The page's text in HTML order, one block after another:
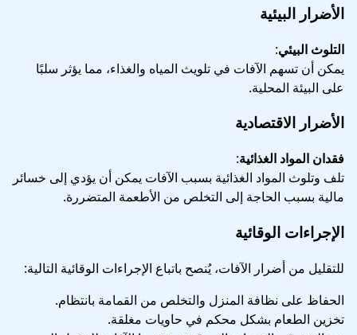
الأضرار البيئية
التلوث البيئي:
يمكن أن تسهم الآفات في تلويث المياه والغذاء، مما يؤثر سلبًا
على البيئة المحلية.
الأضرار الاقتصادية
فقدان المواد الغذائية:
تلف وتلوث المواد الغذائية بسبب الآفات يمكن أن يؤدي إلى خسائر
مالية بسبب الحاجة إلى التخلص من الأطعمة المتضررة.
الإجراءات الوقائية
للتقليل من أضرار الآفات، يُنصح باتباع الإجراءات الوقائية التالية:
الحفاظ على نظافة المنزل والتخلص من القمامة بانتظام.
تخزين الطعام بشكل محكم في حاويات مغلقة.